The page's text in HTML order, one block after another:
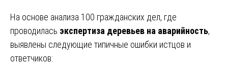
На основе анализа 100 гражданских дел, где
проводилась экспертиза деревьев на аварийность,
выявлены следующие типичные ошибки истцов и
ответчиков: